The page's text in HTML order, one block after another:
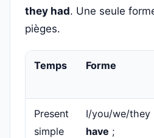
they had. Une seule
pièges.
Temps Forme
Present
simple
I/you/we/they
have ;